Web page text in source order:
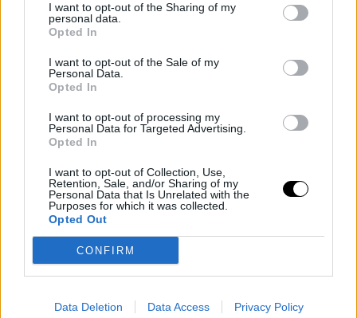
I want to opt-out of the Sharing of my
personal data.
Opted In
I want to opt-out of the Sale of my
Personal Data.
Opted In
I want to opt-out of processing my
Personal Data for Targeted Advertising.
Opted In
I want to opt-out of Collection, Use,
Retention, Sale, and/or Sharing of my
Personal Data that Is Unrelated with the
Purposes for which it was collected.
Opted Out
CONFIRM
Data Deletion Data Access Privacy Policy
Szilágyi Csilla szobra és a Vadvirágom projekt:
fenntarthatóság és kortárs művészet a 35. Művészetek
Völgyében
kirúgnának? – Útmutató az asszertív munkahelyi
kommunikációhoz